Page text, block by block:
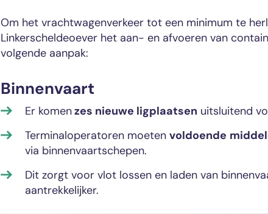
Om het vrachtwagenverkeer tot een minimum te
Linkerscheldeoever het aan- en afvoeren van
volgende aanpak:
Binnenvaart
Er komenzes nieuwe ligplaatsen uitsluitend
Terminaloperatoren moeten voldoende
via binnenvaartschepen.
Dit zorgt voor vlot lossen en laden van
aantrekkelijker.